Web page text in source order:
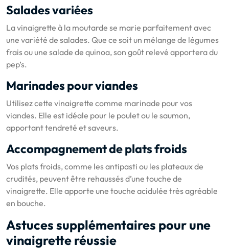
Salades variées
La vinaigrette à la moutarde se marie parfaitement avec
une variété de salades. Que ce soit un mélange de légumes
frais ou une salade de quinoa, son goût relevé apportera du
pep’s.
Marinades pour viandes
Utilisez cette vinaigrette comme marinade pour vos
viandes. Elle est idéale pour le poulet ou le saumon,
apportant tendreté et saveurs.
Accompagnement de plats froids
Vos plats froids, comme les antipasti ou les plateaux de
crudités, peuvent être rehaussés d’une touche de
vinaigrette. Elle apporte une touche acidulée très agréable
en bouche.
Astuces supplémentaires pour une
vinaigrette réussie